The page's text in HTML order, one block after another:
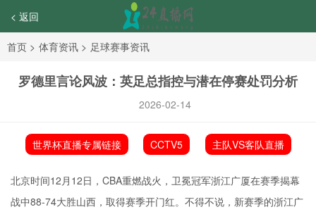
< 返回
首页 > 体育资讯 > 足球赛事资讯
罗德里言论风波：英足总指控与潜在停赛处罚分析
2026-02-14
世界杯直播专属链接 CCTV5 主队VS客队直播
北京时间12月12日，CBA重燃战火，卫冕冠军浙江广厦在赛季揭幕
战中88-74大胜山西，取得赛季开门红。不得不说，新赛季的浙江广